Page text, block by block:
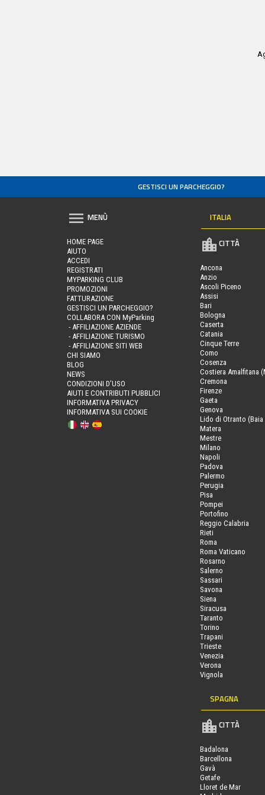
GESTISCI UN PARCHEGGIO?
MENÙ
HOME PAGE
AIUTO
ACCEDI
REGISTRATI
MYPARKING CLUB
PROMOZIONI
FATTURAZIONE
GESTISCI UN PARCHEGGIO?
COLLABORA CON MyParking
- AFFILIAZIONE AZIENDE
- AFFILIAZIONE TURISMO
- AFFILIAZIONE SITI WEB
CHI SIAMO
BLOG
NEWS
CONDIZIONI D’USO
AIUTI E CONTRIBUTI PUBBLICI
INFORMATIVA PRIVACY
INFORMATIVA SUI COOKIE
ITALIA
CITTÀ
Ancona
Anzio
Ascoli Piceno
Assisi
Bari
Bologna
Caserta
Catania
Cinque Terre
Como
Cosenza
Costiera Amalfitana
Cremona
Firenze
Gaeta
Genova
Lido di Otranto
Matera
Mestre
Milano
Napoli
Padova
Palermo
Perugia
Pisa
Pompei
Portofino
Reggio Calabria
Rieti
Roma
Roma Vaticano
Rosarno
Salerno
Sassari
Savona
Siena
Siracusa
Taranto
Torino
Trapani
Trieste
Venezia
Verona
Vignola
SPAGNA
CITTÀ
Badalona
Barcellona
Gavà
Getafe
Lloret de Mar